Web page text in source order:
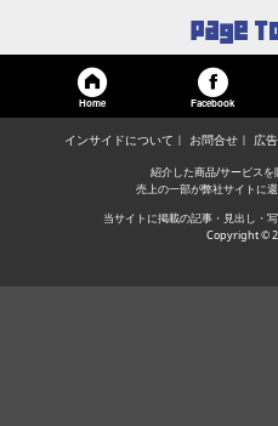
Home Facebook
インサイドについて お問合せ 広
紹介した商品/サービスを
売上の一部が弊社サイトに
当サイトに掲載の記事・見出し・
Copyright ©